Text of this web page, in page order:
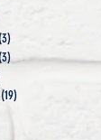
(3)
(3) 3 posts
(19)